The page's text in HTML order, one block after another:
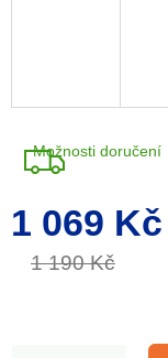
1 190 Kč
1 069 Kč
Měrná
cena:
Možnosti doručení